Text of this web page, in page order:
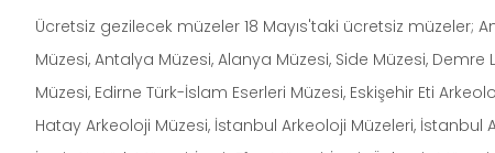
Ücretsiz gezilecek müzeler 18 Mayıs'taki ücretsiz müzeler;
Müzesi, Antalya Müzesi, Alanya Müzesi, Side Müzesi, Demre
Müzesi, Edirne Türk-İslam Eserleri Müzesi, Eskişehir Eti
Hatay Arkeoloji Müzesi, İstanbul Arkeoloji Müzeleri, İstanbul